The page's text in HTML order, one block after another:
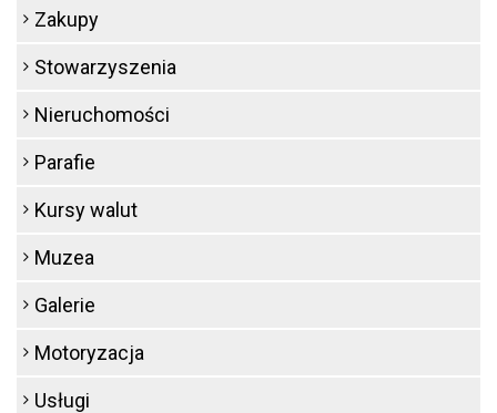
Zakupy
Stowarzyszenia
Nieruchomości
Parafie
Kursy walut
Muzea
Galerie
Motoryzacja
Usługi